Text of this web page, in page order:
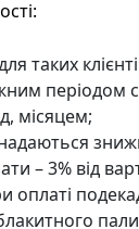
таких
періодом
місяцем;
– 3% від
оплаті